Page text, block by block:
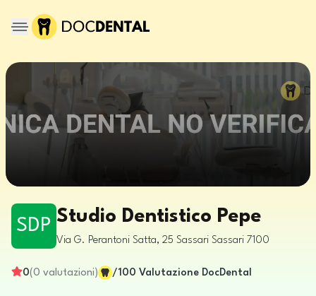
SDP Studio Dentistico Pepe
Via G. Perantoni Satta, 25 Sassari Sassari 7100
0(0 valutazioni) /100 Valutazione DocDental